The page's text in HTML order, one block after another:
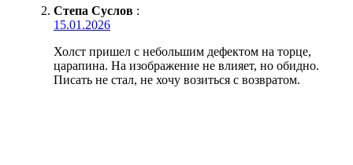
Степа Суслов :
15.01.2026
Холст пришел с небольшим дефектом на торце,
царапина. На изображение не влияет, но обидно.
Писать не стал, не хочу возиться с возвратом.